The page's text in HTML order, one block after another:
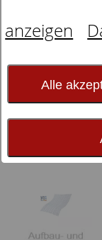
anzeigen
Alle